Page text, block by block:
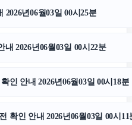
동작구하수구막힘
강남하수구막힘
야구반티
강남치과
년06월03일 00시25분
2026년06월03일 00시22분
인 안내 2026년06월03일 00시18분
확인 안내 2026년06월03일 00시11